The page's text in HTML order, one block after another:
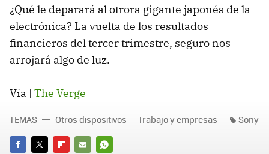
¿Qué le deparará al otrora gigante japonés de la
electrónica? La vuelta de los resultados
financieros del tercer trimestre, seguro nos
arrojará algo de luz.
Vía | The Verge
TEMAS Otros dispositivos Trabajo y empresas Sony